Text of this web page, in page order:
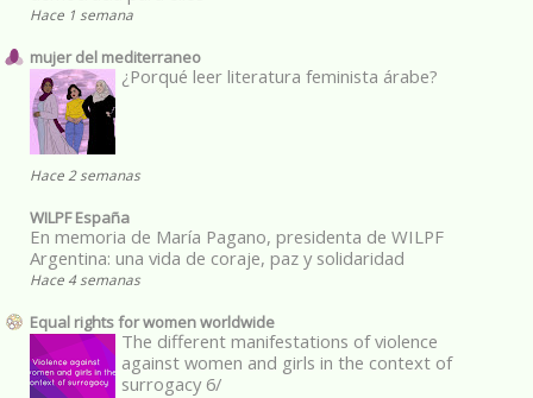
Hace 1 semana
mujer del mediterraneo
¿Porqué leer literatura feminista árabe?
Hace 2 semanas
WILPF España
En memoria de María Pagano, presidenta de WILPF
Argentina: una vida de coraje, paz y solidaridad
Hace 4 semanas
Equal rights for women worldwide
The different manifestations of violence
against women and girls in the context of
surrogacy 6/